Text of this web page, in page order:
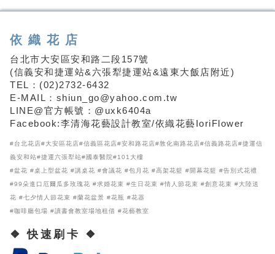
依織花店
台北市大安區安和路二段157號
(信義安和捷運站&六張犁捷運站&遠東大飯店附近)
TEL：(02)2732-6432
E-MAIL：shiun_go@yahoo.com.tw
LINE@官方帳號：@uxk6404a
Facebook:李清海花藝設計教室/依織花藝IoriFlower
#台北花店#大安區花店#信義區花店#安和路花店#敦化南路花店#信義路花店#捷運信
義安和站#捷運六張犁站#國泰醫院#101大樓
#盆花 #桌上型盆花 #講桌花 #會議花 #包月花 #高架花籃 #開幕花籃 #告別式花禮
#99朵進口厄爾瓜多玫瑰花 #求婚花束 #生日花束 #情人節花束 #創意花束 #大陸送
花 #七夕情人節花束 #蘭花盆景 #花瓶 #花器
#咖啡廳包場 #讀書會教室場地租借 #花藝教室
❖ 快速刷卡 ❖